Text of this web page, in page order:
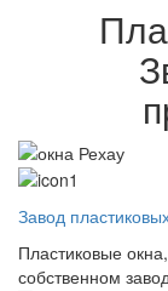
Завод
Пластиковые
собственном